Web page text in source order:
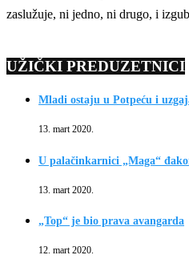
zaslužuje, ni jedno, ni drugo, i
UŽIČKI PREDUZETNICI
Mladi ostaju u Potpeću i
13. mart 2020.
U palačinkarnici „Maga“
13. mart 2020.
„Top“ je bio prava avangarda
12. mart 2020.